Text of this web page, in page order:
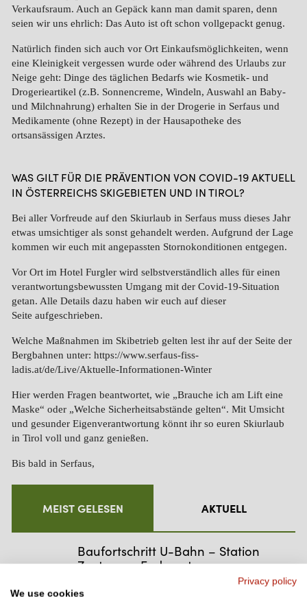
Verkaufsraum. Auch an Gepäck kann man damit sparen, denn
seien wir uns ehrlich: Das Auto ist oft schon vollgepackt genug.
Natürlich finden sich auch vor Ort Einkaufsmöglichkeiten, wenn
eine Kleinigkeit vergessen wurde oder während des Urlaubs zur
Neige geht: Dinge des täglichen Bedarfs wie Kosmetik- und
Drogerieartikel (z.B. Sonnencreme, Windeln, Auswahl an Baby-
und Milchnahrung) erhalten Sie in der Drogerie in Serfaus und
Medikamente (ohne Rezept) in der Hausapotheke des
ortsansässigen Arztes.
WAS GILT FÜR DIE PRÄVENTION VON COVID-19 AKTUELL
IN ÖSTERREICHS SKIGEBIETEN UND IN TIROL?
Bei aller Vorfreude auf den Skiurlaub in Serfaus muss dieses Jahr
etwas umsichtiger als sonst gehandelt werden. Aufgrund der Lage
kommen wir euch mit angepassten Stornokonditionen entgegen.
Vor Ort im Hotel Furgler wird selbstverständlich alles für einen
verantwortungsbewussten Umgang mit der Covid-19-Situation
getan. Alle Details dazu haben wir euchauf dieser
Seite aufgeschrieben.
Welche Maßnahmen im Skibetrieb gelten lest ihr auf der Seite der
Bergbahnen unter:https://www.serfaus-fiss-
ladis.at/de/Live/Aktuelle-Informationen-Winter
Hier werden Fragen beantwortet, wie „Brauche ich am Lift eine
Maske“ oder „Welche Sicherheitsabstände gelten“. Mit Umsicht
und gesunder Eigenverantwortung könnt ihr so euren Skiurlaub
in Tirol voll und ganz genießen.
Bis bald in Serfaus,
MEIST GELESEN AKTUELL
Baufortschritt U-Bahn – Station
Zentrum – Endspurt
Genussherbst
Privacy policy
We use cookies